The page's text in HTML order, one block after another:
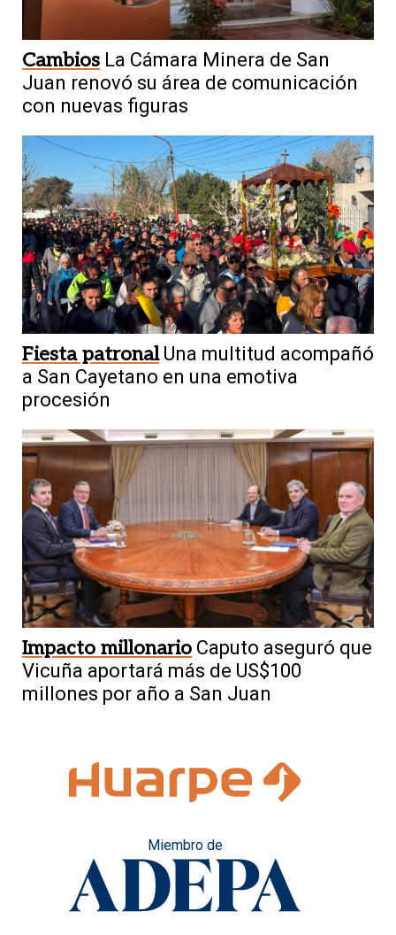
Cambios La Cámara Minera de San
Juan renovó su área de comunicación
con nuevas figuras
Fiesta patronal Una multitud acompañó
a San Cayetano en una emotiva
procesión
Impacto millonario Caputo aseguró que
Vicuña aportará más de US$100
millones por año a San Juan
Miembro de